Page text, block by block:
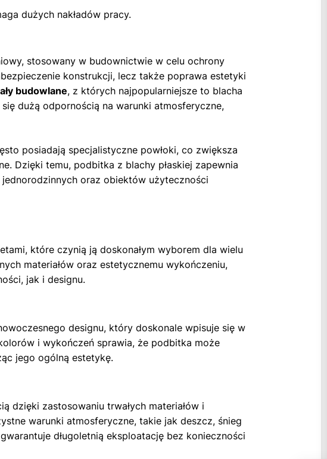
dużych nakładów pracy.
stosowany w budownictwie w celu ochrony
konstrukcji, lecz także poprawa estetyki
budowlane, z których najpopularniejsze to blacha
dużą odpornością na warunki atmosferyczne,
posiadają specjalistyczne powłoki, co zwiększa
Dzięki temu, podbitka z blachy płaskiej zapewnia
oraz obiektów użyteczności
które czynią ją doskonałym wyborem dla wielu
materiałów oraz estetycznemu wykończeniu,
jak i designu.
designu, który doskonale wpisuje się w
i wykończeń sprawia, że podbitka może
jego ogólną estetykę.
dzięki zastosowaniu trwałych materiałów i
warunki atmosferyczne, takie jak deszcz, śnieg
długoletnią eksploatację bez konieczności